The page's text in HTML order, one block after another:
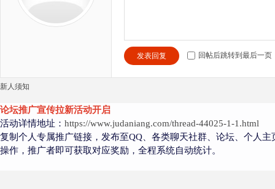
发表回复 回帖后跳转到最后一页
新人须知
论坛推广宣传拉新活动开启
活动详情地址： https://www.judaniang.com/thread-44025-1-1.html
复制个人专属推广链接，发布至QQ、各类聊天社群、论坛、个人
操作，推广者即可获取对应奖励，全程系统自动统计。